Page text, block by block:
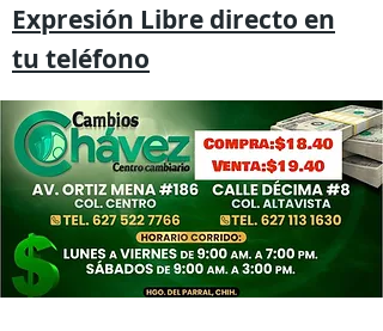
Expresión Libre directo en
tu teléfono